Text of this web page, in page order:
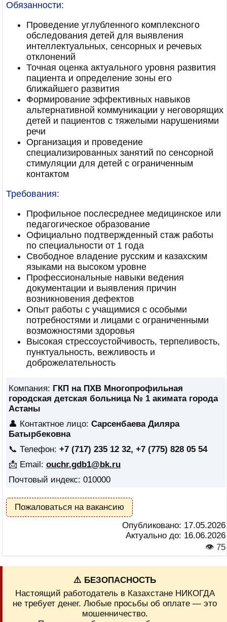
Обязанности:
Проведение углубленного комплексного
обследования детей для выявления
интеллектуальных, сенсорных и речевых
отклонений
Точная оценка актуального уровня развития
пациента и определение зоны его
ближайшего развития
Формирование эффективных навыков
альтернативной коммуникации у неговорящих
детей и пациентов с тяжелыми нарушениями
речи
Организация и проведение
специализированных занятий по сенсорной
стимуляции для детей с ограниченным
контактом
Требования:
Профильное послесреднее медицинское или
педагогическое образование
Официально подтвержденный стаж работы
по специальности от 1 года
Свободное владение русским и казахским
языками на высоком уровне
Профессиональные навыки ведения
документации и выявления причин
возникновения дефектов
Опыт работы с учащимися с особыми
потребностями и лицами с ограниченными
возможностями здоровья
Высокая стрессоустойчивость, терпеливость,
пунктуальность, вежливость и
доброжелательность
Компания: ГКП на ПХВ Многопрофильная
городская детская больница № 1 акимата города
Астаны
👤 Контактное лицо: Сарсенбаева Диляра
Батырбековна
📞 Телефон: +7 (717) 235 12 32, +7 (775) 828 05 54
📩 Email: ouchr.gdb1@bk.ru
Почтовый индекс: 010000
Пожаловаться на вакансию
Опубликовано: 17.05.2026
Актуально до: 16.06.2026
👁 75
⚠️ БЕЗОПАСНОСТЬ
Настоящий работодатель в Казахстане НИКОГДА
не требует денег. Любые просьбы об оплате — это
мошенничество.